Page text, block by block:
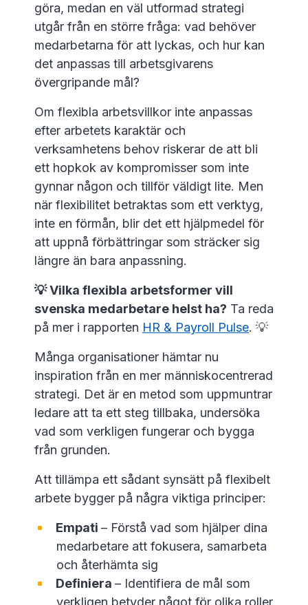
göra, medan en väl utformad strategi
utgår från en större fråga: vad behöver
medarbetarna för att lyckas, och hur kan
det anpassas till arbetsgivarens
övergripande mål?
Om flexibla arbetsvillkor inte anpassas
efter arbetets karaktär och
verksamhetens behov riskerar de att bli
ett hopkok av kompromisser som inte
gynnar någon och tillför väldigt lite. Men
när flexibilitet betraktas som ett verktyg,
inte en förmån, blir det ett hjälpmedel för
att uppnå förbättringar som sträcker sig
längre än bara anpassning.
💡 Vilka flexibla arbetsformer vill
svenska medarbetare helst ha? Ta reda
på mer i rapporten HR & Payroll Pulse. 💡
Många organisationer hämtar nu
inspiration från en mer människocentrerad
strategi. Det är en metod som uppmuntrar
ledare att ta ett steg tillbaka, undersöka
vad som verkligen fungerar och bygga
från grunden.
Att tillämpa ett sådant synsätt på flexibelt
arbete bygger på några viktiga principer:
Empati – Förstå vad som hjälper dina
medarbetare att fokusera, samarbeta
och återhämta sig
Definiera – Identifiera de mål som